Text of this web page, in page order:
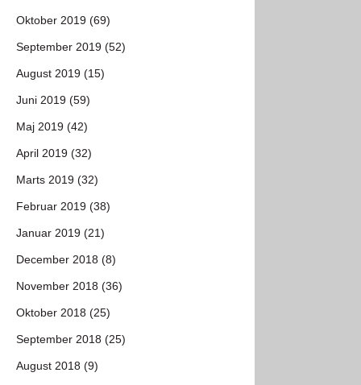
Oktober 2019 (69)
September 2019 (52)
August 2019 (15)
Juni 2019 (59)
Maj 2019 (42)
April 2019 (32)
Marts 2019 (32)
Februar 2019 (38)
Januar 2019 (21)
December 2018 (8)
November 2018 (36)
Oktober 2018 (25)
September 2018 (25)
August 2018 (9)